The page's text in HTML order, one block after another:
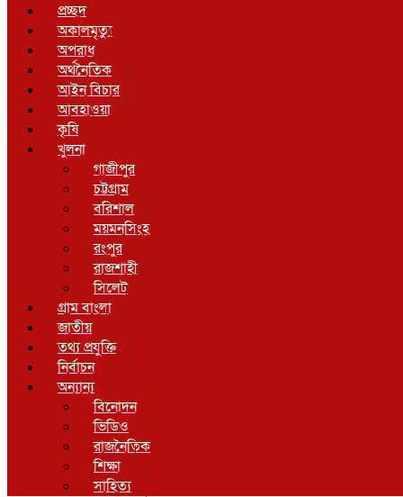
প্রচ্ছদ
অকালমৃত্যু
অপরাধ
অর্থনৈতিক
আইন বিচার
আবহাওয়া
কৃষি
খুলনা
গাজীপুর
চট্টগ্রাম
বরিশাল
ময়মনসিংহ
রংপুর
রাজশাহী
সিলেট
গ্রাম বাংলা
জাতীয়
তথ্য প্রযুক্তি
নির্বাচন
অন্যান্য
বিনোদন
ভিডিও
রাজনৈতিক
শিক্ষা
সাহিত্য